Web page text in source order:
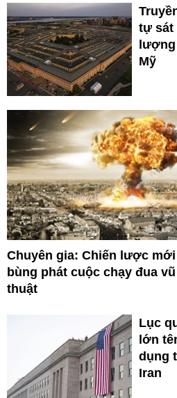
tự sát
lượng
Mỹ
Chuyên gia: Chiến lược
bùng phát cuộc chạy đua
thuật
Lục
lớn
dụng
Iran